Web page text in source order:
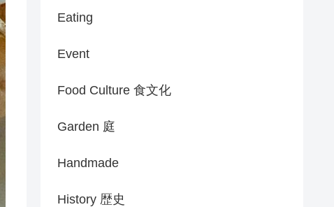
Eating
Event
Food Culture 食文化
Garden 庭
Handmade
History 歴史